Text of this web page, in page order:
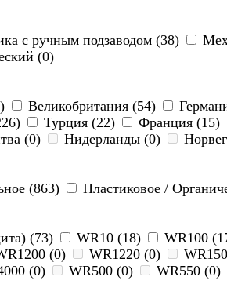
с ручным подзаводом (38)
(0)
Великобритания (54)
Турция (22) Франция (15)
(0) Нидерланды (0)
(863) Пластиковое /
(73)
WR10 (18) WR100
(0) WR1220 (0)
(0) WR500 (0) WR550 (0)